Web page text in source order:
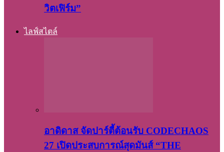
วิตเฟิร์ม”
ไลฟ์สไตล์
อาดิดาส จัดปาร์ตี้ต้อนรับ CODECHAOS
27 เปิดประสบการณ์สุดมันส์ “THE